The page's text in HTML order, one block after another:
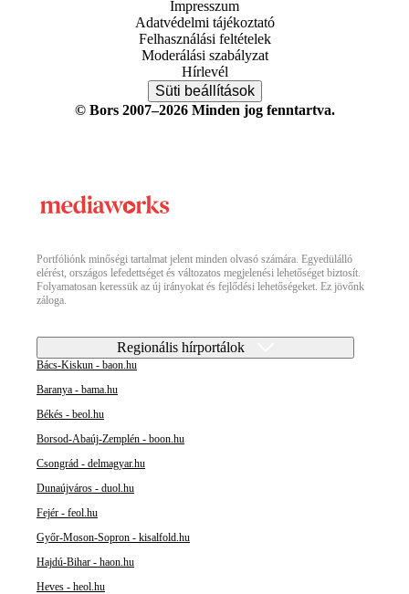
Impresszum
Adatvédelmi tájékoztató
Felhasználási feltételek
Moderálási szabályzat
Hírlevél
Süti beállítások
© Bors 2007–2026 Minden jog fenntartva.
Portfóliónk minőségi tartalmat jelent minden olvasó számára. Egyedülálló
elérést, országos lefedettséget és változatos megjelenési lehetőséget biztosít.
Folyamatosan keressük az új irányokat és fejlődési lehetőségeket. Ez jövőnk
záloga.
Regionális hírportálok
Bács-Kiskun - baon.hu
Baranya - bama.hu
Békés - beol.hu
Borsod-Abaúj-Zemplén - boon.hu
Csongrád - delmagyar.hu
Dunaújváros - duol.hu
Fejér - feol.hu
Győr-Moson-Sopron - kisalfold.hu
Hajdú-Bihar - haon.hu
Heves - heol.hu